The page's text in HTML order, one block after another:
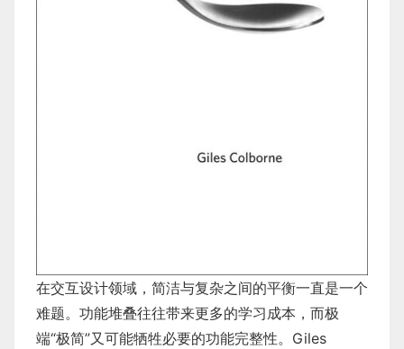
在交互设计领域，简洁与复杂之间的平衡一直是一个
难题。功能堆叠往往带来更多的学习成本，而极
端“极简”又可能牺牲必要的功能完整性。Giles